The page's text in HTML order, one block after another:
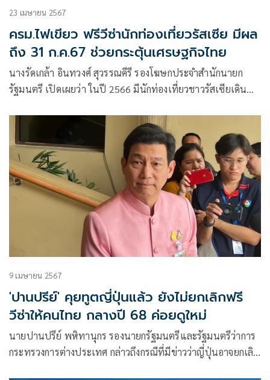
23 เมษายน 2567
ครม.ไฟเขียว ฟรีวีซ่านักท่องเที่ยวรัสเซีย มีผล
ถึง 31 ก.ค.67 ช่วยกระตุ้นเศรษฐกิจไทย
นางรัดเกล้า อินทวงศ์ สุวรรณคีรี รองโฆษกประจำสำนักนายก
รัฐมนตรี เปิดเผยว่า​ ในปี 2566 มีนักท่องเที่ยวชาวรัสเซียเดิน
ของนักท่องเที่ยวจากภูมิภาคยุโรปและมากเป็น
9 เมษายน 2567
'ปานปรีย์' คุยทูตญี่ปุ่นแล้ว ยังไม่ยกเลิกฟรี
วีซ่าให้คนไทย กลางปี 68 ค่อยดูใหม่
นายปานปรีย์ พหิทานุกร รองนายกรัฐมนตรีและรัฐมนตรีว่าการ
กระทรวงการต่างประเทศ กล่าวถึงกรณีที่มีข่าวว่าญี่ปุ่นอาจยกเลิก